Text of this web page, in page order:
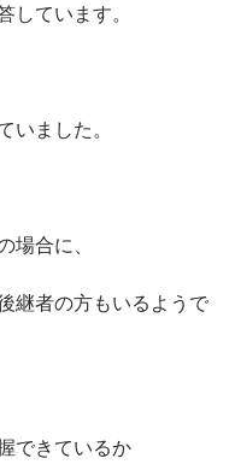
しています。
いました。
場合に、
継者の方もいるようで
できているか